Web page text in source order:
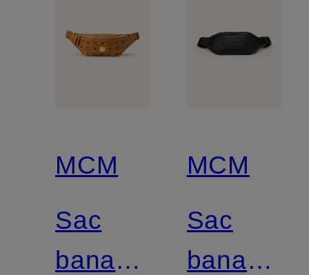
MCM
Sac
banane
MCM
Sac
banane